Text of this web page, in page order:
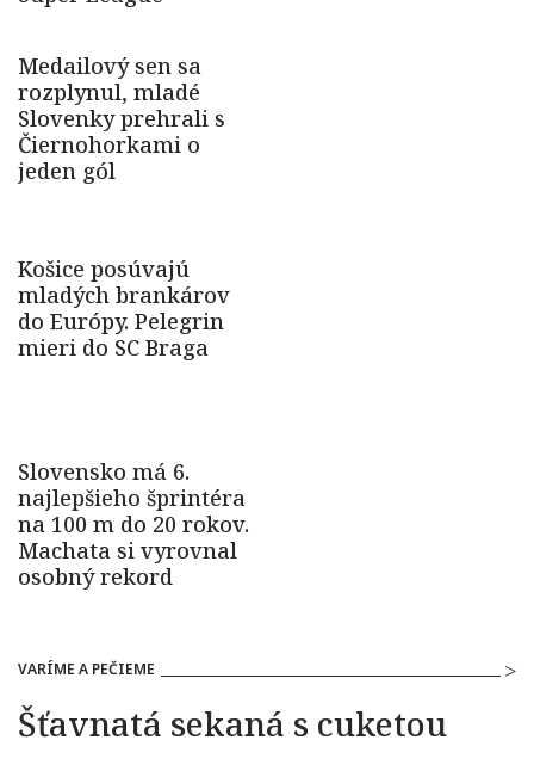
VARÍME A PEČIEME